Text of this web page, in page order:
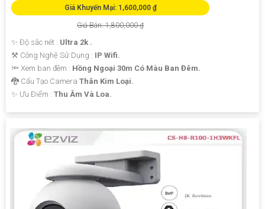
Giá Khuyến Mại: 1,600,000 ₫
Giá Bán: 1,800,000 ₫
✨ Độ sắc nét : Ultra 2k .
⚒ Công Nghệ Sử Dụng : IP Wifi.
🔦 Xem ban đêm : Hồng Ngoại 30m Có Màu Ban Đêm.
🐉️ Cấu Tạo Camera Thân Kim Loại.
️✨ Ưu Điểm : Thu Âm Và Loa.